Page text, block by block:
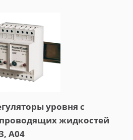
уровня с
жидкостей
A04